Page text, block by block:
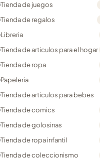
Tienda de juegos
Tienda de regalos
Libreria
Tienda de articulos para el hogar
Tienda de ropa
Papeleria
Tienda de articulos para bebes
Tienda de comics
Tienda de golosinas
Tienda de ropa infantil
Tienda de coleccionismo